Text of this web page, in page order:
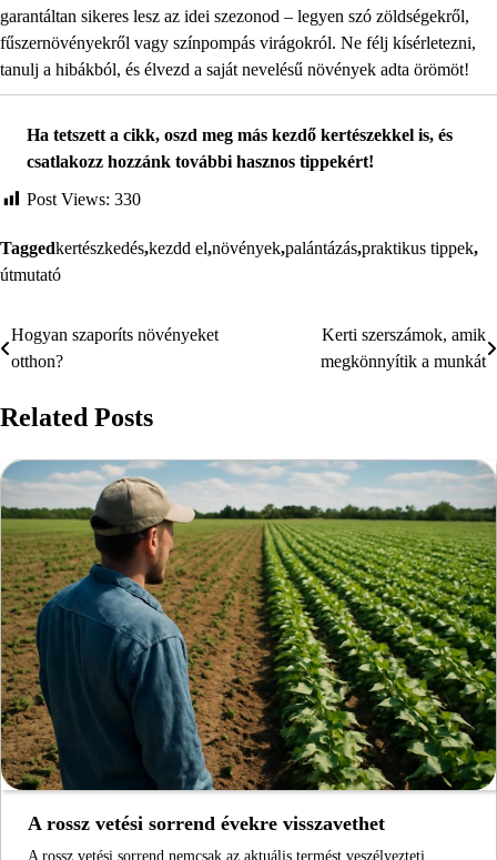
garantáltan sikeres lesz az idei szezonod – legyen szó zöldségekről,
fűszernövényekről vagy színpompás virágokról. Ne félj kísérletezni,
tanulj a hibákból, és élvezd a saját nevelésű növények adta örömöt!
Ha tetszett a cikk, oszd meg más kezdő kertészekkel is, és
csatlakozz hozzánk további hasznos tippekért!
Post Views: 330
Taggedkertészkedés,kezdd el,növények,palántázás,praktikus tippek,
útmutató
Bejegyzés
Hogyan szaporíts növényeket
otthon?
Kerti szerszámok, amik
megkönnyítik a munkát
Related Posts
A rossz vetési sorrend évekre visszavethet
A rossz vetési sorrend nemcsak az aktuális termést veszélyezteti,